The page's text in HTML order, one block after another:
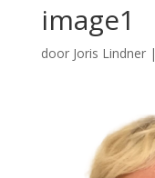
image1
door Joris Lindner|